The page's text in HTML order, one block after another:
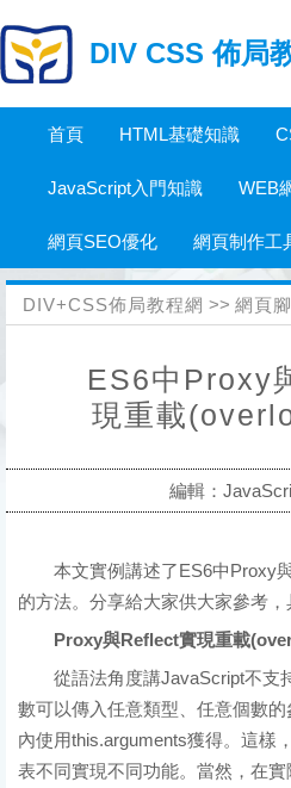
DIV CSS 佈局
首頁 HTML基礎知識
JavaScript入門知識 WEB
網頁SEO優化 網頁制作工
DIV+CSS佈局教程網 >> 網頁
ES6中Proxy
現重載
編輯：
本文實例講述了ES6中Proxy
的方法。分享給大家供大家參考，
Proxy與Reflect實現重載
從語法角度講JavaScript不支
數可以傳入任意類型、任意個數
內使用this.arguments獲得。這樣
表不同實現不同功能。當然，在